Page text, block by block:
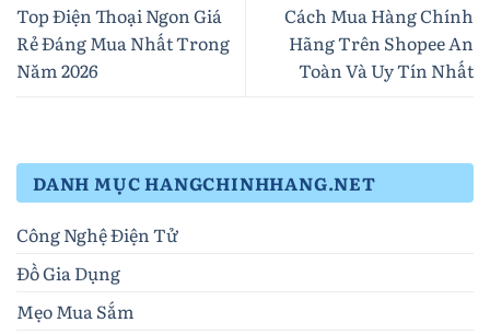
Top Điện Thoại Ngon Giá
Rẻ Đáng Mua Nhất Trong
Năm 2026
Cách Mua Hàng Chính
Hãng Trên Shopee An
Toàn Và Uy Tín Nhất
DANH MỤC HANGCHINHHANG.NET
Công Nghệ Điện Tử
Đồ Gia Dụng
Mẹo Mua Sắm